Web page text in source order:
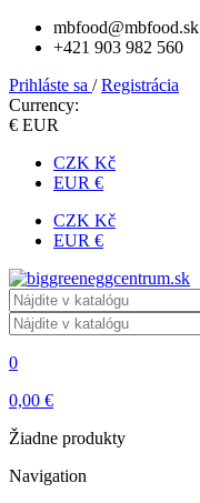
mbfood@mbfood.sk
+421 903 982 560
Prihláste sa /Registrácia
Currency:
€ EUR
CZK Kč
EUR €
CZK Kč
EUR €
0
0,00 €
Žiadne produkty
Navigation